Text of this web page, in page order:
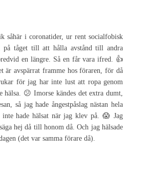
i coronatider, ur rent socialfobisk
på tåget till att hålla avstånd till andra
en längre. Så en får vara ifred. 👍
är avspärrat framme hos föraren, för då
för jag har inte lust att ropa genom
hälsa. 😕 Imorse kändes det extra dumt,
så jag hade ångestpåslag nästan hela
inte hade hälsat när jag klev på. 😱 Jag
hej då till honom då. Och jag hälsade
(det var samma förare då).